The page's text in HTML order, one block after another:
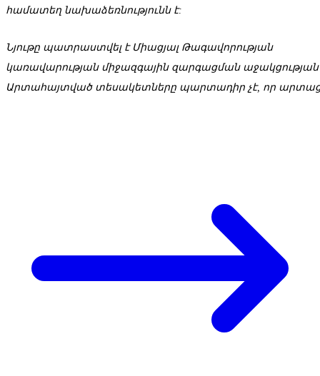
համատեղ նախաձեռնությունն է:
Նյութը պատրաստվել է Միացյալ Թագավորության
կառավարության միջազգային զարգացման աջակցության
Արտահայտված տեսակետները պարտադիր չէ, որ